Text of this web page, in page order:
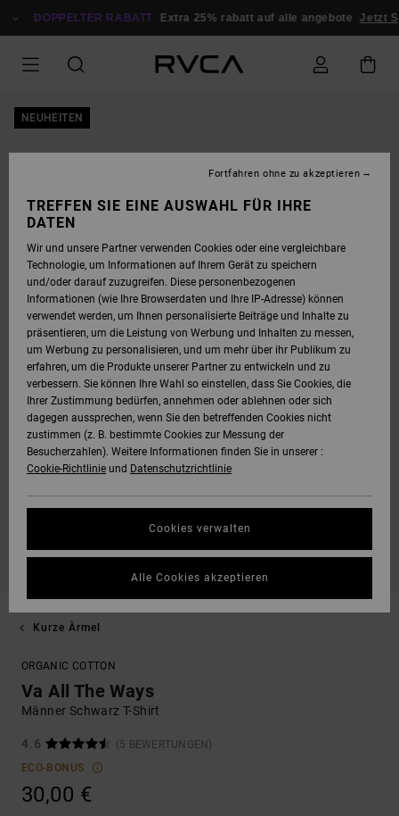
ZUR
DOPPELTER RABATT Extra 25% rabatt auf alle angebote Jetzt
NEUHEITEN
Kurze Ärmel
ORGANIC COTTON
Va All The Ways
Männer Schwarz T-Shirt
4.6
(5 BEWERTUNGEN)
ECO-BONUS
30,00 €
TREFFEN SIE EINE AUSWAHL FÜR IHRE
DATEN
Wir und unsere Partner verwenden Cookies oder eine vergleichbare
Technologie, um Informationen auf Ihrem Gerät zu speichern
und/oder darauf zuzugreifen. Diese personenbezogenen
Informationen (wie Ihre Browserdaten und Ihre IP-Adresse) können
verwendet werden, um Ihnen personalisierte Beiträge und Inhalte zu
präsentieren, um die Leistung von Werbung und Inhalten zu messen,
um Werbung zu personalisieren, und um mehr über ihr Publikum zu
erfahren, um die Produkte unserer Partner zu entwickeln und zu
verbessern. Sie können Ihre Wahl so einstellen, dass Sie Cookies, die
Ihrer Zustimmung bedürfen, annehmen oder ablehnen oder sich
dagegen aussprechen, wenn Sie den betreffenden Cookies nicht
zustimmen (z. B. bestimmte Cookies zur Messung der
Besucherzahlen). Weitere Informationen finden Sie in unserer :
Cookie-Richtlinie und Datenschutzrichtlinie
Cookies verwalten
Fortfahren ohne zu akzeptieren
Alle Cookies akzeptieren